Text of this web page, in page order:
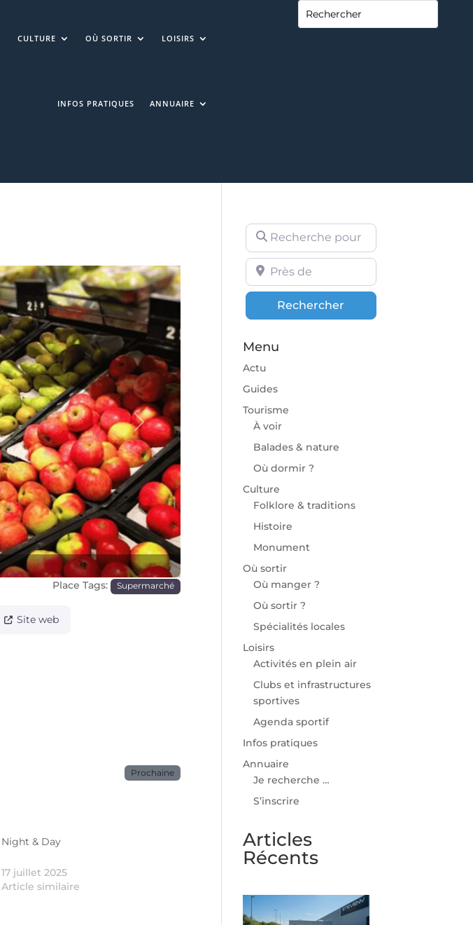
CULTURE OÙ SORTIR LOISIRS
INFOS PRATIQUES ANNUAIRE
Prochaine
Place Tags: Supermarché
Site web
Prochaine
Night & Day
17 juillet 2025
Article similaire
Recherche pour
Près de
Rechercher
Menu
Actu
Guides
Tourisme
À voir
Balades & nature
Où dormir ?
Culture
Folklore & traditions
Histoire
Monument
Où sortir
Où manger ?
Où sortir ?
Spécialités locales
Loisirs
Activités en plein air
Clubs et infrastructures
sportives
Agenda sportif
Infos pratiques
Annuaire
Je recherche …
S’inscrire
Articles
Récents